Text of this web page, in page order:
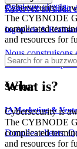
avant vos clients.
Ingénierie &
Nous construisons
couches dès le
Secteur
IA Marketing &
Données clients.
Réservez un audit
Cybersecurity is
The CYBNODE
complicated
and resources for
What is?
Cybersecurity is
The CYBNODE
complicated
and resources for